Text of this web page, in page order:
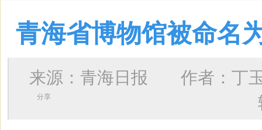
青海省博物馆被命名
来源：青海日报 作者：丁
分享